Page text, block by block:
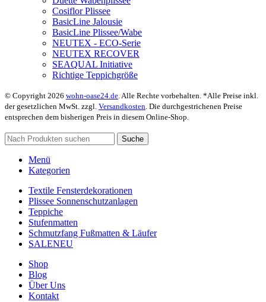
Cosiflor Plissee
BasicLine Jalousie
BasicLine Plissee/Wabe
NEUTEX - ECO-Serie
NEUTEX RECOVER
SEAQUAL Initiative
Richtige Teppichgröße
© Copyright 2026 wohn-oase24.de. Alle Rechte vorbehalten. *Alle Preise inkl.
der gesetzlichen MwSt. zzgl. Versandkosten. Die durchgestrichenen Preise
entsprechen dem bisherigen Preis in diesem Online-Shop.
Suche
Menü
Kategorien
Textile Fensterdekorationen
Plissee Sonnenschutzanlagen
Teppiche
Stufenmatten
Schmutzfang Fußmatten & Läufer
SALENEU
Shop
Blog
Über Uns
Kontakt